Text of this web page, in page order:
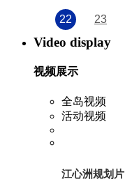
22 23
Video display
视频展示
全岛视频
活动视频
江心洲规划片